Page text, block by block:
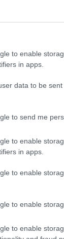
to enable
in apps.
data to be
to send me
to enable
in apps.
to enable
to enable
to enable